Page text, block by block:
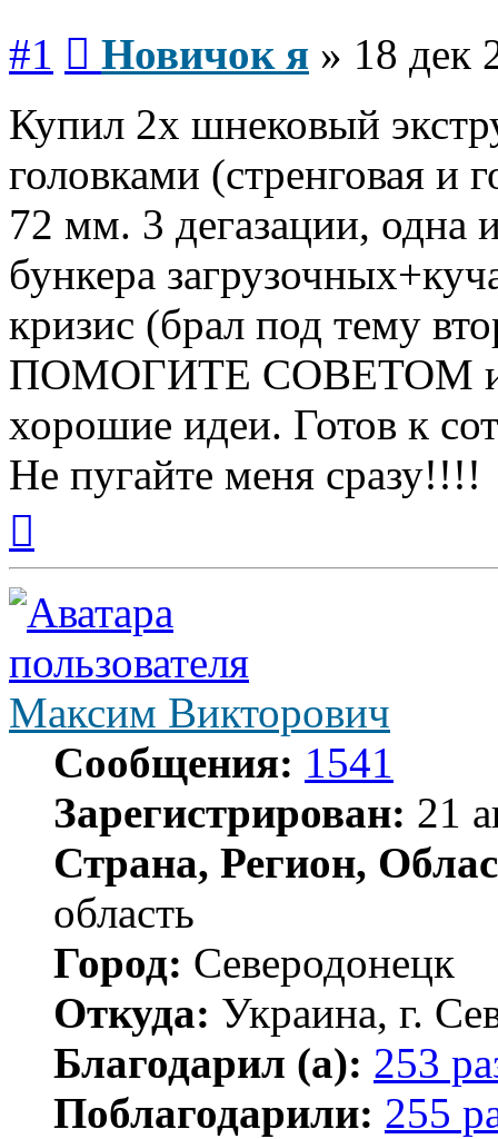
#1 Новичок я » 18 дек
Купил 2х шнековый
головками (стренговая и
72 мм. 3 дегазации, одна
бункера
кризис (брал под тему
ПОМОГИТЕ СОВЕТОМ
хорошие идеи. Готов к
Не пугайте меня сразу!!!!
началу
Максим Викторович
Сообщения: 1541
Зарегистрирован: 21
Страна, Регион,
область
Город: Северодонецк
Откуда: Украина, г.
Благодарил (а): 253
Поблагодарили: 255